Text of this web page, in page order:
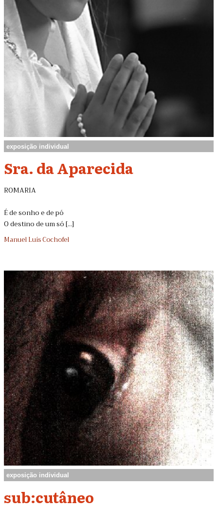
exposição individual
Sra. da Aparecida
ROMARIA
É de sonho e de pó
O destino de um só [...]
Manuel Luís Cochofel
exposição individual
sub:cutâneo